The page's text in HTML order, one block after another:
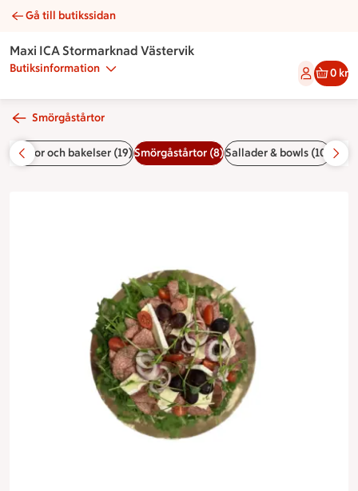
Smörgåstårta salami & brie | Catering Maxi ICA Stormarknad
Gå till butikssidan
Maxi ICA Stormarknad Västervik
Butiksinformation 0 kr
Smörgåstårtor
Tårtor och bakelser (19)Smörgåstårtor (8)Sallader & bowls (10)